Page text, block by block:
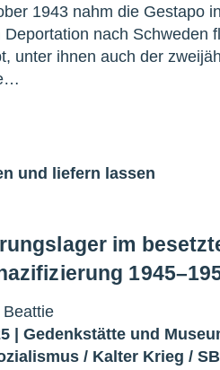
1943 nahm die Gestapo
Deportation nach Schweden
unter ihnen auch der
und liefern lassen
im
| Gedenkstätte und
/ Kalter Krieg /